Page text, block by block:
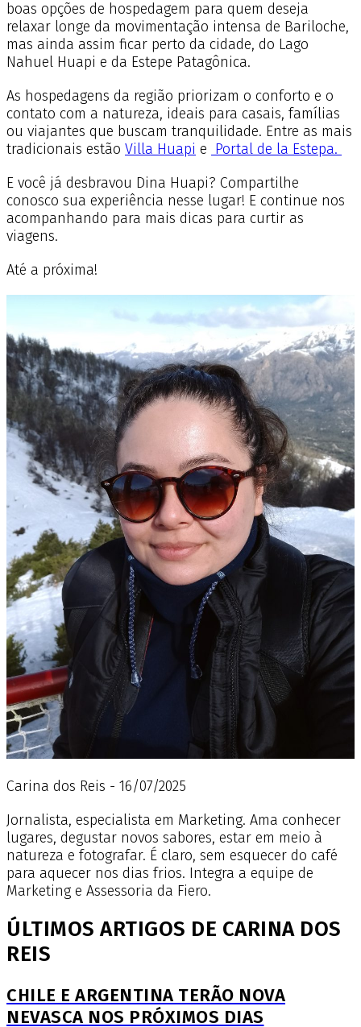
boas opções de hospedagem para quem deseja
relaxar longe da movimentação intensa de Bariloche,
mas ainda assim ficar perto da cidade, do Lago
Nahuel Huapi e da Estepe Patagônica.
As hospedagens da região priorizam o conforto e o
contato com a natureza, ideais para casais, famílias
ou viajantes que buscam tranquilidade. Entre as mais
tradicionais estão Villa Huapi e Portal de la Estepa.
E você já desbravou Dina Huapi? Compartilhe
conosco sua experiência nesse lugar! E continue nos
acompanhando para mais dicas para curtir as
viagens.
Até a próxima!
Carina dos Reis - 16/07/2025
Jornalista, especialista em Marketing. Ama conhecer
lugares, degustar novos sabores, estar em meio à
natureza e fotografar. É claro, sem esquecer do café
para aquecer nos dias frios. Integra a equipe de
Marketing e Assessoria da Fiero.
ÚLTIMOS ARTIGOS DE CARINA DOS
REIS
CHILE E ARGENTINA TERÃO NOVA
NEVASCA NOS PRÓXIMOS DIAS